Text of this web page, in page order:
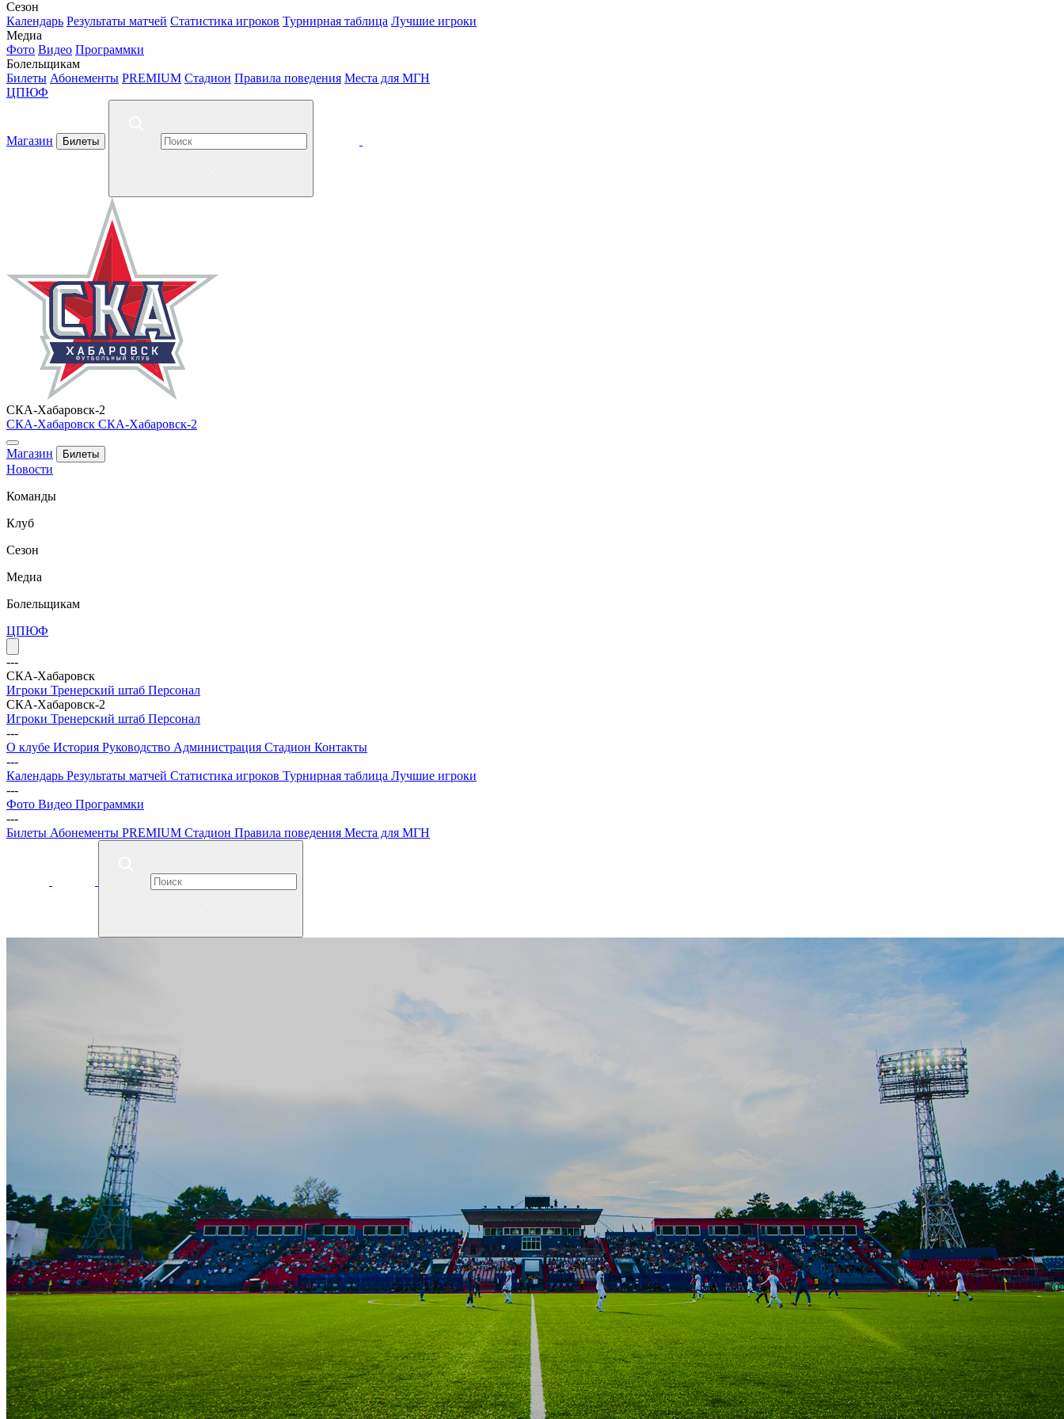
Сезон
Календарь Результаты матчей Статистика игроков Турнирная таблица Лучшие игроки
Медиа
Фото Видео Программки
Болельщикам
Билеты Абонементы PREMIUM Стадион Правила поведения Места для МГН
ЦПЮФ
Магазин Билеты
СКА-Хабаровск-2
СКА-Хабаровск СКА-Хабаровск-2
Магазин Билеты
Новости
Команды
Клуб
Сезон
Медиа
Болельщикам
ЦПЮФ
---
СКА-Хабаровск
Игроки Тренерский штаб Персонал
СКА-Хабаровск-2
Игроки Тренерский штаб Персонал
---
О клубе История Руководство Администрация Стадион Контакты
---
Календарь Результаты матчей Статистика игроков Турнирная таблица Лучшие игроки
---
Фото Видео Программки
---
Билеты Абонементы PREMIUM Стадион Правила поведения Места для МГН